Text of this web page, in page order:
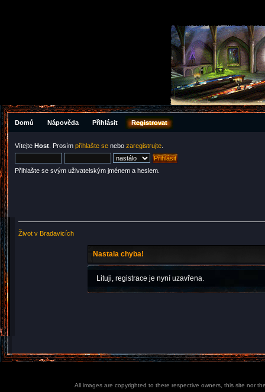
Domů Nápověda Přihlásit Registrovat
Vítejte Host . Prosím přihlašte se nebo zaregistrujte
Přihlašte se svým uživatelským jménem a heslem.
Život v Bradavicích
Nastala chyba!
Lituji, registrace je nyní uzavřena.
All images are copyrighted to there respective owners, this site nor